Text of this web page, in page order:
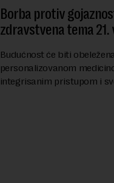
Borba protiv
zdravstvena tema 21.
Budućnost će biti
personalizovanom
integrisanim pristupom i